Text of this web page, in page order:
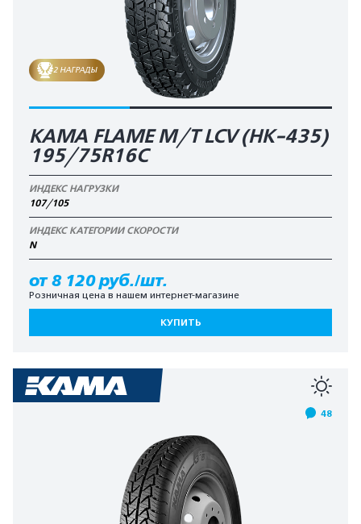
2 НАГРАДЫ
KAMA FLAME M/T LCV (HK-435)
195/75R16C
ИНДЕКС НАГРУЗКИ
107/105
ИНДЕКС КАТЕГОРИИ СКОРОСТИ
N
от 8 120 руб./шт.
Розничная цена в нашем интернет-магазине
КУПИТЬ
48